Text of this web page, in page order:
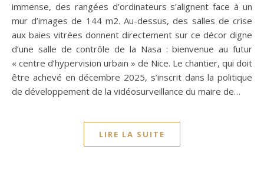
immense, des rangées d’ordinateurs s’alignent face à un
mur d’images de 144 m2. Au-dessus, des salles de crise
aux baies vitrées donnent directement sur ce décor digne
d’une salle de contrôle de la Nasa : bienvenue au futur
« centre d’hypervision urbain » de Nice. Le chantier, qui doit
être achevé en décembre 2025, s’inscrit dans la politique
de développement de la vidéosurveillance du maire de…
LIRE LA SUITE